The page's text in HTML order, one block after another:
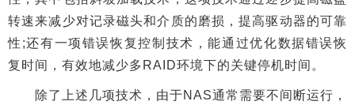
转速来减少对记录磁头和介质的磨损，提高驱动器的可靠
性;还有一项错误恢复控制技术，能通过优化数据错误恢
复时间，有效地减少多RAID环境下的关键停机时间。
除了上述几项技术，由于NAS通常需要不间断运行，